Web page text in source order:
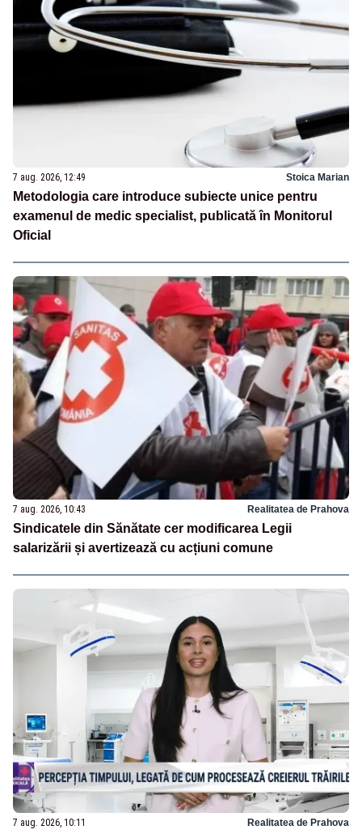
7 aug. 2026, 12:49 Stoica Marian
Metodologia care introduce subiecte unice pentru
examenul de medic specialist, publicată în Monitorul
Oficial
7 aug. 2026, 10:43 Realitatea de Prahova
Sindicatele din Sănătate cer modificarea Legii
salarizării și avertizează cu acțiuni comune
7 aug. 2026, 10:11 Realitatea de Prahova